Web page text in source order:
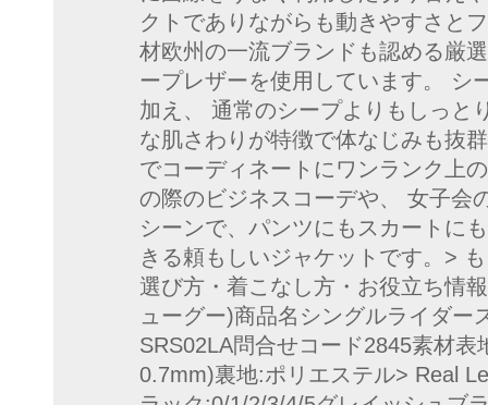
クトでありながらも動きやすさと
材欧州の一流ブランドも認める厳
ープレザーを使用しています。 シ
加え、 通常のシープよりもしっと
な肌さわりが特徴で体なじみも抜
でコーディネートにワンランク上
の際のビジネスコーデや、 女子会
シーンで、パンツにもスカートに
きる頼もしいジャケットです。>
選び方・着こなし方・お役立ち情
ューグー)商品名シングルライダー
SRS02LA問合せコード2845素材
0.7mm)裏地:ポリエステル> Real